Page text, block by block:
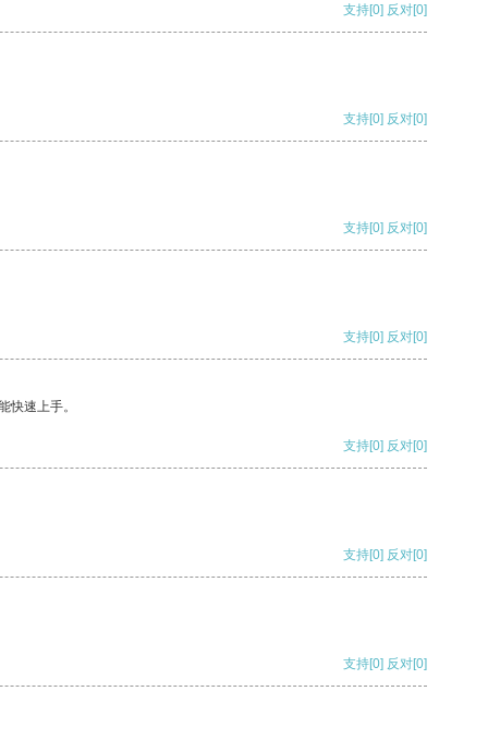
支持[0] 反对[0]
支持[0] 反对[0]
支持[0] 反对[0]
支持[0] 反对[0]
快速上手。
支持[0] 反对[0]
支持[0] 反对[0]
支持[0] 反对[0]